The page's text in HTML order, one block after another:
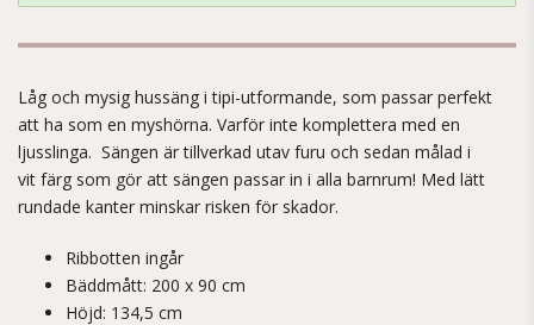
Låg och mysig hussäng i tipi-utformande, som passar perfekt
att ha som en myshörna. Varför inte komplettera med en
ljusslinga. Sängen är tillverkad utav furu och sedan målad i
vit färg som gör att sängen passar in i alla barnrum! Med lätt
rundade kanter minskar risken för skador.
Ribbotten ingår
Bäddmått: 200 x 90 cm
Höjd: 134,5 cm